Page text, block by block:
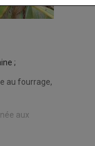
;
au fourrage,
aux